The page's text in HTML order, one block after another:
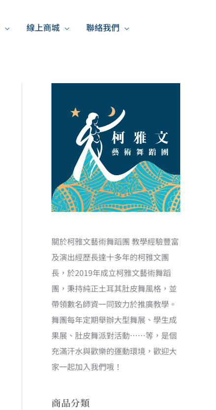
線上商城 聯絡我們
關於柯雅文藝術舞蹈團 教學經驗豐富
及演出經歷長達十多年的柯雅文團
長，於2019年成立柯雅文藝術舞蹈
團，秉持純正土耳其肚皮舞風格，並
帶領數名師資一同致力於推廣教學。
舞團每年定期舉辦大型舞展、學生成
果展、肚皮舞派對活動……等，是個
充滿汗水與歡樂的運動環境，歡迎大
家一起加入我們哦！
商品分類